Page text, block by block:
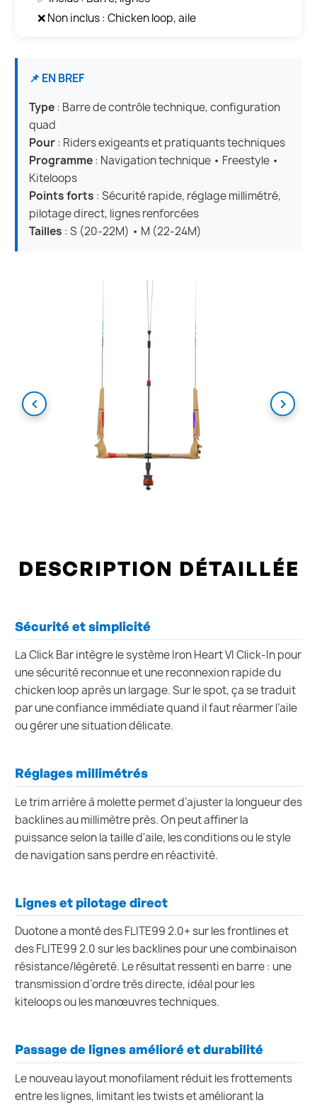
❌ Non inclus : Chicken loop, aile
📌 EN BREF
Type: Barre de contrôle technique, configuration
quad
Pour: Riders exigeants et pratiquants techniques
Programme: Navigation technique • Freestyle •
Kiteloops
Points forts : Sécurité rapide, réglage millimétré,
pilotage direct, lignes renforcées
Tailles : S (20-22M) • M (22-24M)
DESCRIPTION DÉTAILLÉE
Sécurité et simplicité
La Click Bar intègre le système Iron Heart VI Click-In pour
une sécurité reconnue et une reconnexion rapide du
chicken loop après un largage. Sur le spot, ça se traduit
par une confiance immédiate quand il faut réarmer l’aile
ou gérer une situation délicate.
Réglages millimétrés
Le trim arrière à molette permet d’ajuster la longueur des
backlines au millimètre près. On peut affiner la
puissance selon la taille d'aile, les conditions ou le style
de navigation sans perdre en réactivité.
Lignes et pilotage direct
Duotone a monté des FLITE99 2.0+ sur les frontlines et
des FLITE99 2.0 sur les backlines pour une combinaison
résistance/légèreté. Le résultat ressenti en barre : une
transmission d’ordre très directe, idéal pour les
kiteloops ou les manœuvres techniques.
Passage de lignes amélioré et durabilité
Le nouveau layout monofilament réduit les frottements
entre les lignes, limitant les twists et améliorant la